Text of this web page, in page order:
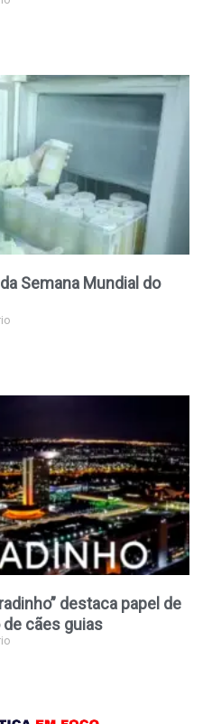
Semana Mundial do
destaca papel de
cães guias